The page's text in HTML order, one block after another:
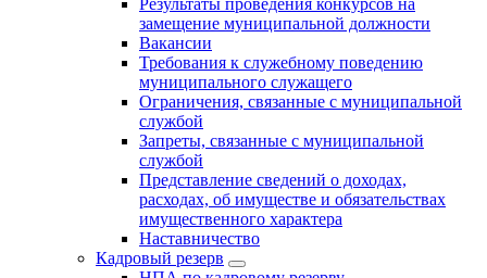
Результаты проведения конкурсов на
замещение муниципальной должности
Вакансии
Требования к служебному поведению
муниципального служащего
Ограничения, связанные с муниципальной
службой
Запреты, связанные с муниципальной
службой
Представление сведений о доходах,
расходах, об имуществе и обязательствах
имущественного характера
Наставничество
Кадровый резерв